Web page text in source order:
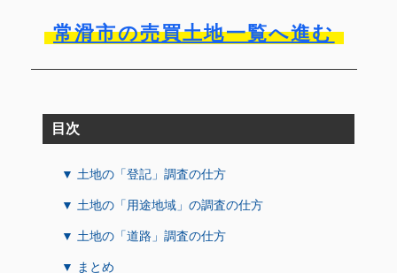
常滑市の売買土地一覧へ進む
目次
▼ 土地の「登記」調査の仕方
▼ 土地の「用途地域」の調査の仕方
▼ 土地の「道路」調査の仕方
▼ まとめ